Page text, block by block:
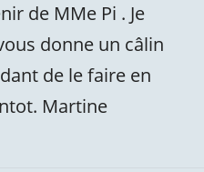
de MMe Pi . Je
donne un câlin
de le faire en
Martine